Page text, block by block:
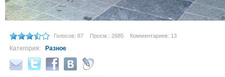
Голосов: 87 Просм.: 2685 Комментариев: 13
Категория: Разное